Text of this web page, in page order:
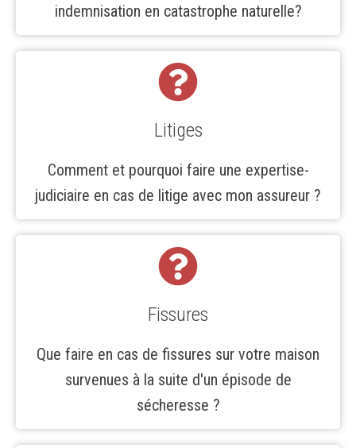
indemnisation en catastrophe naturelle?
Litiges
Comment et pourquoi faire une expertise-
judiciaire en cas de litige avec mon assureur ?
Fissures
Que faire en cas de fissures sur votre maison
survenues à la suite d'un épisode de
sécheresse ?